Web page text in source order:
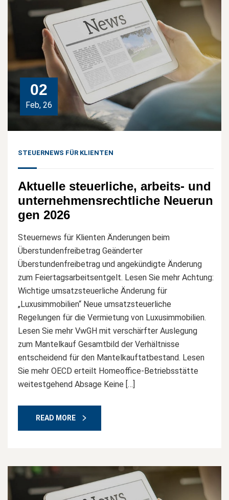
02
Feb, 26
STEUERNEWS FÜR KLIENTEN
Aktuelle steuerliche, arbeits- und
unternehmensrechtliche Neuerun
gen 2026
Steuernews für Klienten Änderungen beim
Überstundenfreibetrag Geänderter
Überstundenfreibetrag und angekündigte Änderung
zum Feiertagsarbeitsentgelt. Lesen Sie mehr Achtung:
Wichtige umsatzsteuerliche Änderung für
„Luxusimmobilien“ Neue umsatzsteuerliche
Regelungen für die Vermietung von Luxusimmobilien.
Lesen Sie mehr VwGH mit verschärfter Auslegung
zum Mantelkauf Gesamtbild der Verhältnisse
entscheidend für den Mantelkauftatbestand. Lesen
Sie mehr OECD erteilt Homeoffice-Betriebsstätte
weitestgehend Absage Keine […]
READ MORE